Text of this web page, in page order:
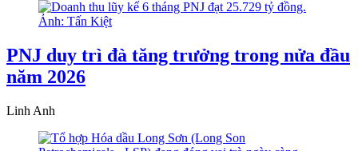
PNJ duy trì đà tăng trưởng trong nửa đầu
năm 2026
Linh Anh